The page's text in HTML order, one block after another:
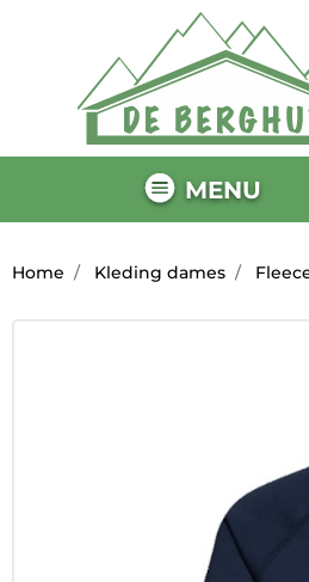
MENU
Home Kleding dames